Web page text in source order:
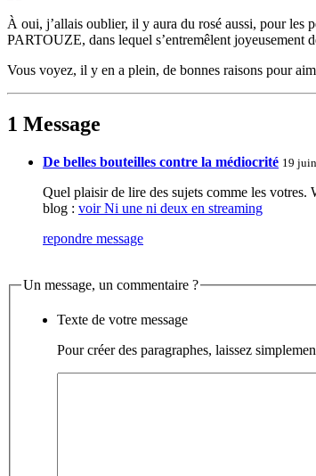
À oui, j’allais oublier, il y aura du rosé aussi, pour les
PARTOUZE, dans lequel s’entremêlent
Vous voyez, il y en a plein, de bonnes raisons pour
1 Message
De belles bouteilles contre la médiocrité 19
Quel plaisir de lire des sujets comme les votres.
blog : voir Ni une ni deux en streaming
repondre message
Un message, un commentaire ?
Texte de votre message
Pour créer des paragraphes, laissez